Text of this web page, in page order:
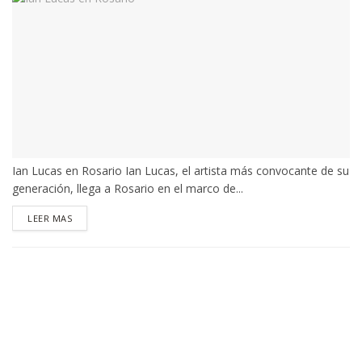
Ian Lucas en Rosario Ian Lucas, el artista más convocante de su
generación, llega a Rosario en el marco de...
LEER MASDETAILS